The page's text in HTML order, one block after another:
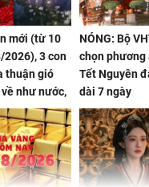
mới (từ 10
3 con
thuận gió
như nước,
dư dả, Phú
Hoa, vận
sáng
NÓNG: Bộ
chọn phương
Tết Nguyên
dài 7 ngày